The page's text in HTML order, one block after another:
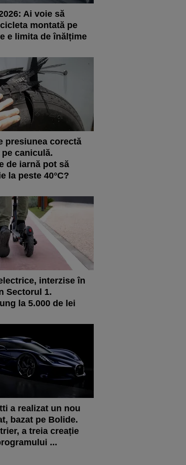
Ai voie să
montată pe
e limita de înălțime
presiunea corectă
caniculă.
de iarnă pot să
la peste 40°C?
interzise în
Sectorul 1.
la 5.000 de lei
a realizat un nou
bazat pe Bolide.
a treia creație
...